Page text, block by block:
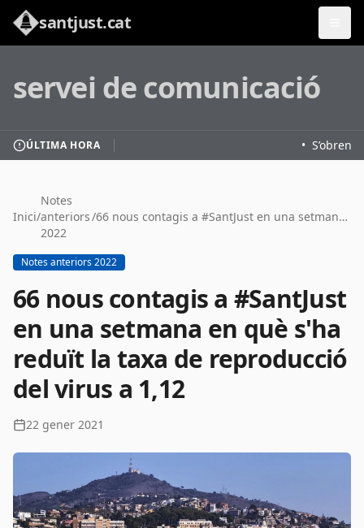
santjust.cat
servei de comunicació
ÚLTIMA HORA S’obren
Inici/
Notes
anteriors
2022
/ 66 nous contagis a #SantJust en una setmana en què s'ha reduït la taxa de reproducció del virus a 1,12
Notes anteriors 2022
66 nous contagis a #SantJust
en una setmana en què s'ha
reduït la taxa de reproducció
del virus a 1,12
22 gener 2021